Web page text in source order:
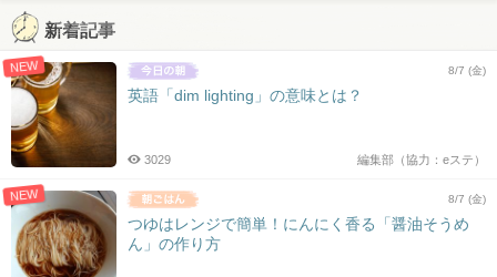
新着記事
NEW 8/7 (金)
英語「dim lighting」の意味とは？
編集部（協力：eステ）
3029
NEW 8/7 (金)
つゆはレンジで簡単！にんにく香る「醤油そうめ
ん」の作り方